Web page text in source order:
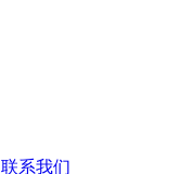
联系我们